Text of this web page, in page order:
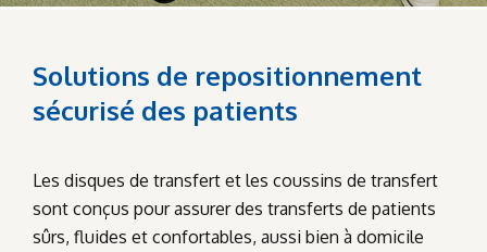
Solutions de repositionnement
sécurisé des patients
Les disques de transfert et les coussins de transfert
sont conçus pour assurer des transferts de patients
sûrs, fluides et confortables, aussi bien à domicile